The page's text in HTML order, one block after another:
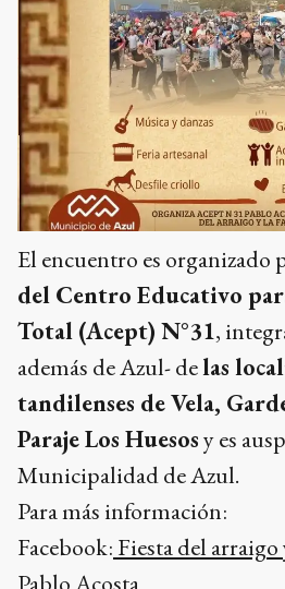
El encuentro es organizado
del Centro Educativo
Total (Acept) N°31,
además de Azul- delas
tandilenses de Vela,
Paraje Los Huesosy es
Municipalidad de Azul.
Para más información:
Facebook: Fiesta del